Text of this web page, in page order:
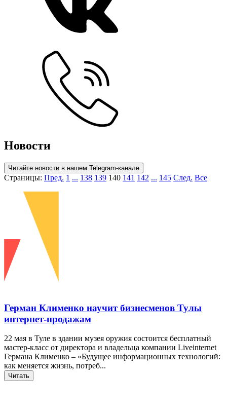
Новости
Читайте новости в нашем Telegram-канале
Страницы: Пред. 1 ... 138 139 140 141 142 ... 145 След. Все
Герман Клименко научит бизнесменов Тулы
интернет-продажам
22 мая в Туле в здании музея оружия состоится бесплатный
мастер-класс от директора и владельца компании Liveinternet
Германа Клименко – «Будущее информационных технологий:
как меняется жизнь, потреб...
Читать